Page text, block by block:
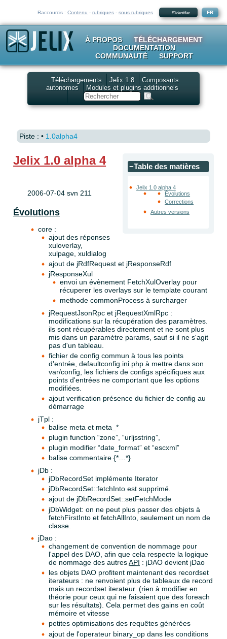
Raccourcis : Contenu - rubriques - sous rubriques S'identifier FR
À PROPOS
TÉLÉCHARGEMENT
DOCUMENTATION
COMMUNAUTÉ
SUPPORT
Téléchargements Jelix 1.8
Composants
autonomes
Modules et plugins additionnels
Rechercher
Piste : • 1.0alpha4
−Table des matières
Jelix 1.0 alpha 4
Évolutions
Corrections
Autres versions
Jelix 1.0 alpha 4
2006-07-04 svn 211
Évolutions
core :
ajout des réponses
xuloverlay,
xulpage, xuldialog
ajout de jRdfRequest et jResponseRdf
jResponseXul
envoi un évènement FetchXulOverlay pour
récuperer les overlays sur le template courant
methode commonProcess à surcharger
jRequestJsonRpc et jRequestXmlRpc :
modifications sur la récupération des paramètres.
ils sont récupérables directement et ne sont plus
mis dans un paramètre params, sauf si il ne s'agit
pas d'un tableau.
fichier de config commun à tous les points
d'entrée, defaultconfig.ini.php à mettre dans son
var/config, les fichiers de configs spécifiques aux
points d'entrées ne comportant que les options
modifiées.
ajout verification présence du fichier de config au
démarrage
jTpl :
balise meta et meta_*
plugin function “zone”, “urljsstring”,
plugin modifier “date_format” et “escxml”
balise commentaire {*…*}
jDb :
jDbRecordSet implémente Iterator
jDbRecordSet::fetchInto est supprimé.
ajout de jDbRecordSet::setFetchMode
jDbWidget: on ne peut plus passer des objets à
fetchFirstInto et fetchAllInto, seulement un nom de
classe.
jDao :
changement de convention de nommage pour
l'appel des DAO, afin que cela respecte la logique
de nommage des autresAPI : jDAO devient jDao
les objets DAO profitent maintenant des recordset
iterateurs : ne renvoient plus de tableaux de record
mais un recordset iterateur. (rien à modifier en
théorie pour ceux qui ne faisaient que des foreach
sur les résultats). Cela permet des gains en coût
mémoire et vitesse
petites optimisations des requêtes générées
ajout de l'operateur binary_op dans les conditions